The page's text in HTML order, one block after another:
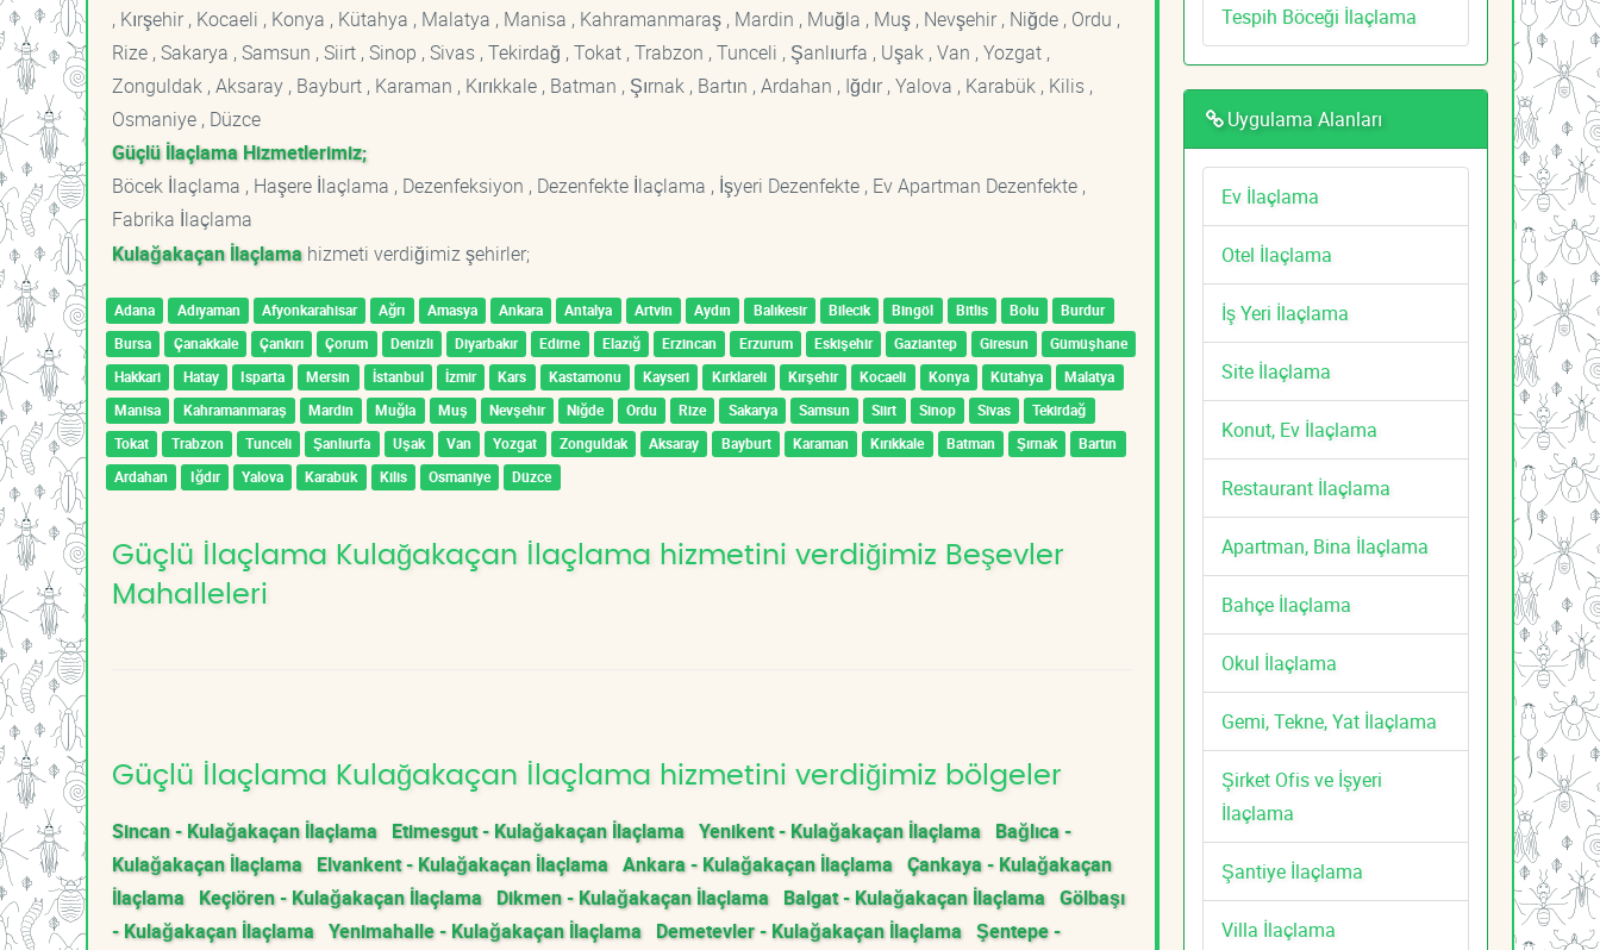
, Kırşehir , Kocaeli , Konya , Kütahya , Malatya , Manisa , Kahramanmaraş , Mardin , Muğla , Muş , Nevşehir , Niğde , Ordu ,
Rize , Sakarya , Samsun , Siirt , Sinop , Sivas , Tekirdağ , Tokat , Trabzon , Tunceli , Şanlıurfa , Uşak , Van , Yozgat ,
Zonguldak , Aksaray , Bayburt , Karaman , Kırıkkale , Batman , Şırnak , Bartın , Ardahan , Iğdır , Yalova , Karabük , Kilis ,
Osmaniye , Düzce
Güçlü İlaçlama Hizmetlerimiz;
Böcek İlaçlama , Haşere İlaçlama , Dezenfeksiyon , Dezenfekte İlaçlama , İşyeri Dezenfekte , Ev Apartman Dezenfekte ,
Fabrika İlaçlama
Kulağakaçan İlaçlama hizmeti verdiğimiz şehirler;
Adana Adıyaman Afyonkarahisar Ağrı Amasya Ankara Antalya Artvin Aydın Balıkesir Bilecik Bingöl Bitlis Bolu
Burdur
Bursa
Çanakkale Çankırı Çorum Denizli Diyarbakır Edirne Elazığ Erzincan Erzurum Eskişehir Gaziantep Giresun
Gümüşhane
Hakkari
Hatay Isparta Mersin İstanbul İzmir Kars Kastamonu Kayseri Kırklareli Kırşehir Kocaeli Konya Kütahya
Malatya
Manisa
Kahramanmaraş Mardin Muğla Muş Nevşehir Niğde Ordu Rize Sakarya Samsun Siirt Sinop Sivas
Tekirdağ
Tokat
Trabzon Tunceli Şanlıurfa Uşak Van Yozgat Zonguldak Aksaray Bayburt Karaman Kırıkkale Batman Şırnak
Bartın
Ardahan
Iğdır Yalova Karabük Kilis Osmaniye Düzce
Güçlü İlaçlama Kulağakaçan İlaçlama hizmetini verdiğimiz Beşevler
Mahalleleri
Güçlü İlaçlama Kulağakaçan İlaçlama hizmetini verdiğimiz bölgeler
Sincan - Kulağakaçan İlaçlama Etimesgut - Kulağakaçan İlaçlama Yenikent - Kulağakaçan İlaçlama Bağlıca -
Kulağakaçan İlaçlama Elvankent - Kulağakaçan İlaçlama Ankara - Kulağakaçan İlaçlama Çankaya - Kulağakaçan
İlaçlama Keçiören - Kulağakaçan İlaçlama Dikmen - Kulağakaçan İlaçlama Balgat - Kulağakaçan İlaçlama Gölbaşı
- Kulağakaçan İlaçlama Yenimahalle - Kulağakaçan İlaçlama Demetevler - Kulağakaçan İlaçlama Şentepe -
Tespih Böceği İlaçlama
Uygulama Alanları
Ev İlaçlama
Otel İlaçlama
İş Yeri İlaçlama
Site İlaçlama
Konut, Ev İlaçlama
Restaurant İlaçlama
Apartman, Bina İlaçlama
Bahçe İlaçlama
Okul İlaçlama
Gemi, Tekne, Yat İlaçlama
Şirket Ofis ve İşyeri
İlaçlama
Şantiye İlaçlama
Villa İlaçlama